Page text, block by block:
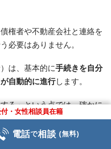
・女性相談員在籍
電話で相談 (無料)
権者や不動産会社と連絡を
必要はありません。
は、基本的に手続きを自分
自動的に進行します。
る」という点では、確かに
す。
意思で売却条件や時期を選べ